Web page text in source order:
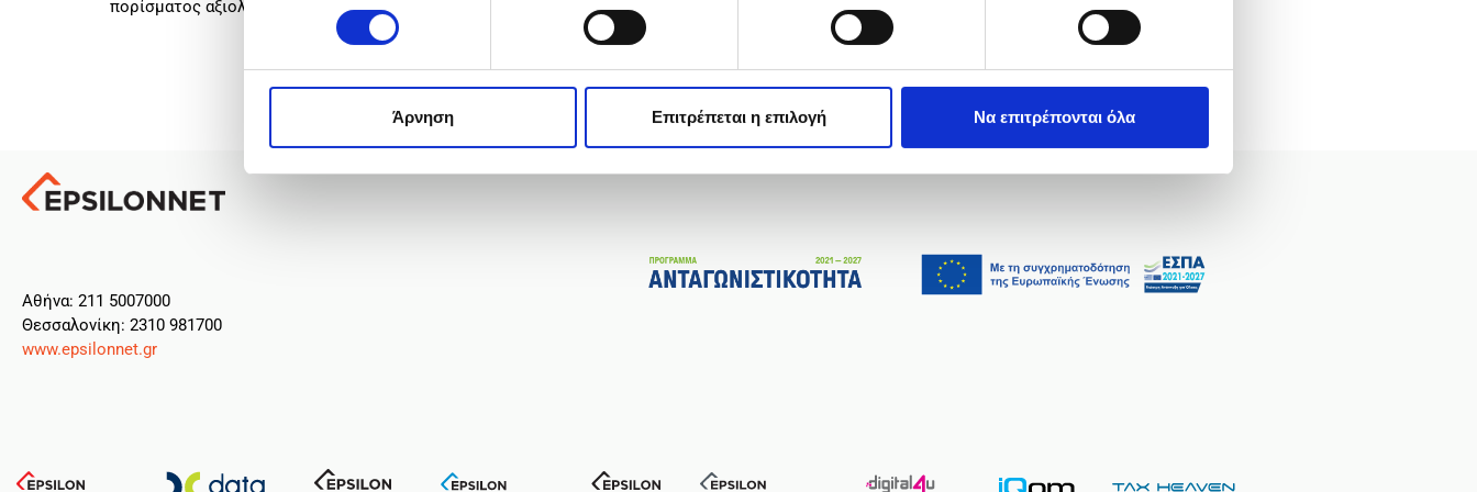
Άρνηση Επιτρέπεται η επιλογή Να επιτρέπονται όλα
πορίσματος αξιολόγησης να υποβάλουν διοικητική ένσταση αποκλειστικά μέσω του ΟΠΣΚΕ.
Aθήνα: 211 5007000
Θεσσαλονίκη: 2310 981700
www.epsilonnet.gr